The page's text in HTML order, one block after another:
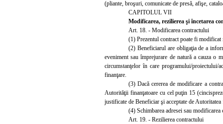
(pliante, broşuri, comunicate de presă, afişe,
CAPITOLUL VII
Modificarea, rezilierea şi încetarea
Art. 18. - Modificarea contractului
(1) Prezentul contract poate fi
(2) Beneficiarul are obligaţia de a
eveniment sau împrejurare de natură a cauza o
circumstanţelor în care programului/proiectului/
finanţare.
(3) Dacă cererea de modificare a
Autorităţii finanţatoare cu cel puţin 15
justificate de Beneficiar şi acceptate de Autoritatea
(4) Schimbarea adresei sau
Art. 19. - Rezilierea contractului